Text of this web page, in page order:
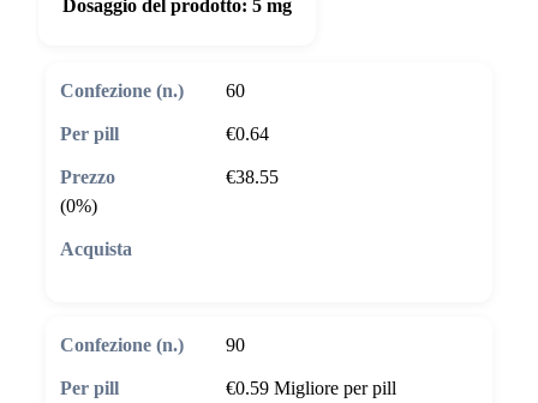
Dosaggio del prodotto: 5 mg
60
€0.64
€38.55
(0%)
90
€0.59 Migliore per pill